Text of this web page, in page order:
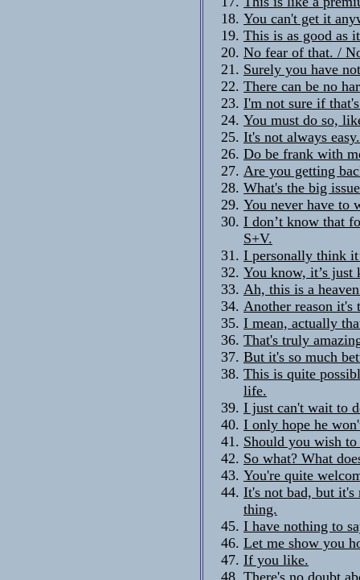
You can't get it
This is as good as
No fear of that. /
Surely you have
There can be no
I'm not sure if
You must do so,
It's not always
Do be frank with
Are you getting
What's the big
You never have to
I don’t know that
S+V.
I personally think
You know, it’s just
Ah, this is a
Another reason it's
I mean, actually
That's truly
But it's so much
This is quite
life.
I just can't wait to
I only hope he
Should you wish
So what? What
You're quite
It's not bad, but it's
thing.
I have nothing to
Let me show you
If you like.
There's no doubt